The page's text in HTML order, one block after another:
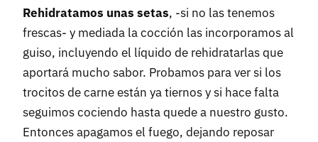
Rehidratamos unas setas, -si no las tenemos
frescas- y mediada la cocción las incorporamos al
guiso, incluyendo el líquido de rehidratarlas que
aportará mucho sabor. Probamos para ver si los
trocitos de carne están ya tiernos y si hace falta
seguimos cociendo hasta quede a nuestro gusto.
Entonces apagamos el fuego, dejando reposar